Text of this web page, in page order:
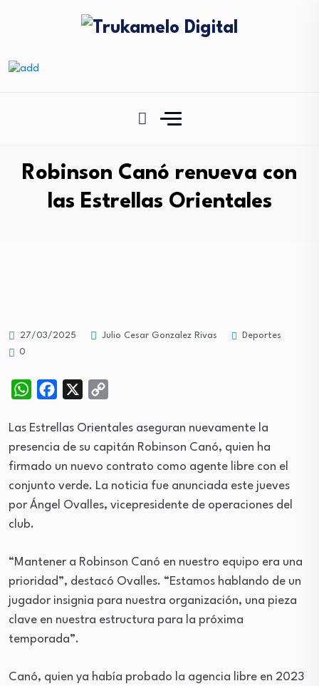
Robinson Canó renueva con
las Estrellas Orientales
27/03/2025 Julio Cesar Gonzalez Rivas
Deportes
0
WhatsAppFacebook
Las Estrellas Orientales aseguran nuevamente la
presencia de su capitán Robinson Canó, quien ha
firmado un nuevo contrato como agente libre con el
conjunto verde. La noticia fue anunciada este jueves
por Ángel Ovalles, vicepresidente de operaciones del
club.
“Mantener a Robinson Canó en nuestro equipo era una
prioridad”, destacó Ovalles. “Estamos hablando de un
jugador insignia para nuestra organización, una pieza
clave en nuestra estructura para la próxima
temporada”.
Canó, quien ya había probado la agencia libre en 2023